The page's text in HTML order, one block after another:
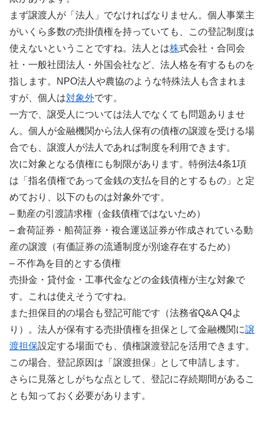
まず譲渡人が「法人」でなければなりません。個人事業主
がいくら多数の売掛債権を持っていても、この登記制度は
使えないということですね。法人とは株式会社・合同会
社・一般社団法人・外国会社など、法人格を有するものを
指します。NPO法人や農協のような特殊法人も含まれま
すが、個人は対象外です。
一方で、譲受人については法人でなくても問題ありませ
ん。個人が金融機関から法人保有の債権の譲渡を受ける場
合でも、譲渡人が法人であれば制度を利用できます。
次に対象となる債権にも制限があります。特例法4条1項
は「指名債権であって金銭の支払を目的とするもの」と定
めており、以下のものは対象外です。
– 動産の引渡請求権（金銭債権ではないため）
– 倉荷証券・船荷証券・複合運送証券が作成されている動
産の譲渡（有価証券の流通制度が別途存在するため）
– 不作為を目的とする債権
売掛金・貸付金・工事代金などの金銭債権が主な対象で
す。これは使えそうですね。
また担保目的の場合も登記可能です（法務省Q&A Q4よ
り）。法人が保有する売掛債権を担保として金融機関に譲
渡担保設定する場面でも、債権譲渡登記を活用できます。
この場合、登記原因は「譲渡担保」として申請します。
さらに見落としがちな点として、登記に存続期間があるこ
とも知っておく必要があります。